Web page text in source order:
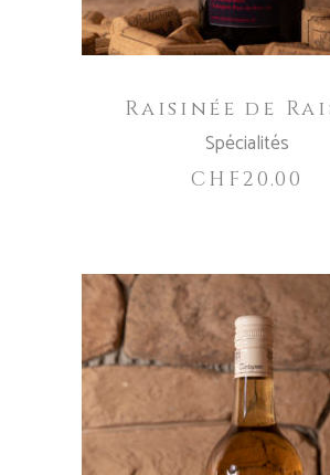
Raisinée de
Spécialités
CHF20.00